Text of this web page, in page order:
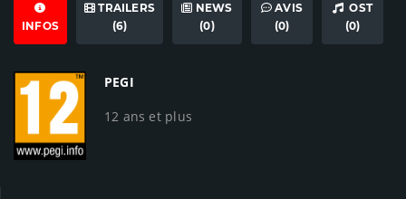
INFOS
TRAILERS
(6)
NEWS
(0)
AVIS
(0)
OST
(0)
PEGI
12 ans et plus